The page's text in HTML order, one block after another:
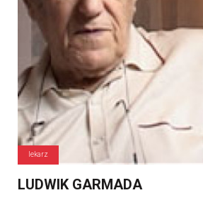
lekarz
LUDWIK GARMADA